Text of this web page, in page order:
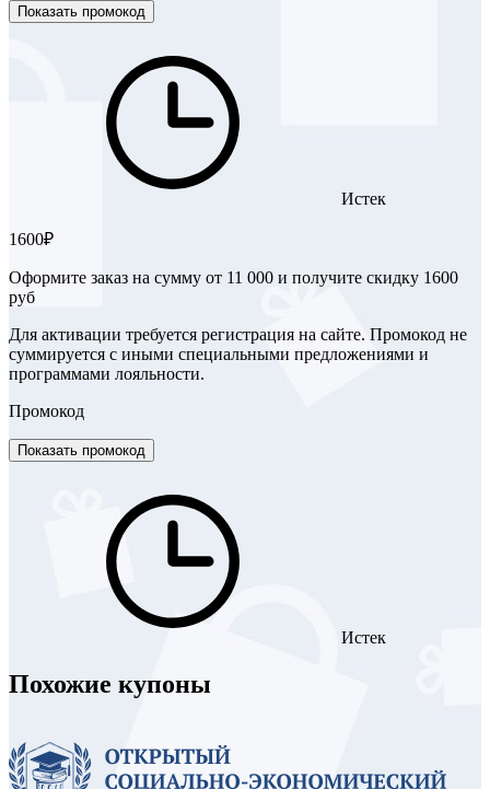
Показать промокод
Истек
1600₽
Оформите заказ на сумму от 11 000 и получите скидку 1600
руб
Для активации требуется регистрация на сайте. Промокод не
суммируется с иными специальными предложениями и
программами лояльности.
Промокод
Показать промокод
Истек
Похожие купоны